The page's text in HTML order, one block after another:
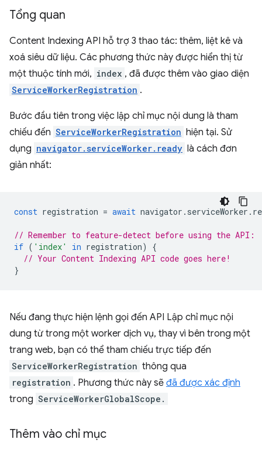
Tổng quan
Content Indexing API hỗ trợ 3 thao tác: thêm, liệt kê và
xoá siêu dữ liệu. Các phương thức này được hiển thị từ
một thuộc tính mới, index , đã được thêm vào giao diện
ServiceWorkerRegistration .
Bước đầu tiên trong việc lập chỉ mục nội dung là tham
chiếu đến ServiceWorkerRegistration hiện tại. Sử
dụng navigator.serviceWorker.ready là cách đơn
giản nhất:
const registration = await navigator . serviceWorker .
// Remember to feature-detect before using the API:
if ( 'index' in registration)
{
// Your Content Indexing API code goes here!
}
Nếu đang thực hiện lệnh gọi đến API Lập chỉ mục nội
dung từ trong một worker dịch vụ, thay vì bên trong một
trang web, bạn có thể tham chiếu trực tiếp đến
ServiceWorkerRegistration thông qua
registration . Phương thức này sẽ đã được xác định
trong ServiceWorkerGlobalScope.
Thêm vào chỉ mục